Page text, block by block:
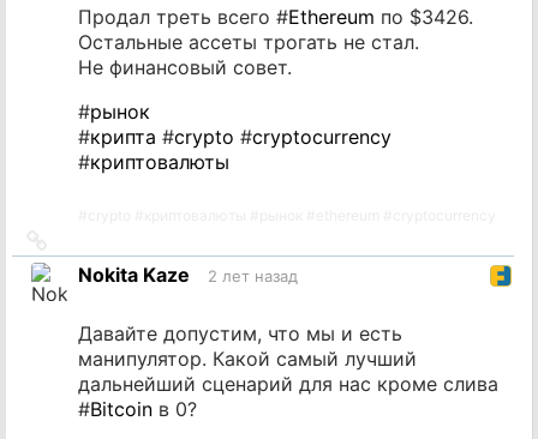
Продал треть всего #Ethereum по $3426.
Остальные ассеты трогать не стал.
Не финансовый совет.
#рынок
#крипта #crypto #cryptocurrency
#криптовалюты
на
источник
Nokita Kaze 2 лет назад
Давайте допустим, что мы и есть
манипулятор. Какой самый лучший
дальнейший сценарий для нас кроме слива
#Bitcoin в 0?